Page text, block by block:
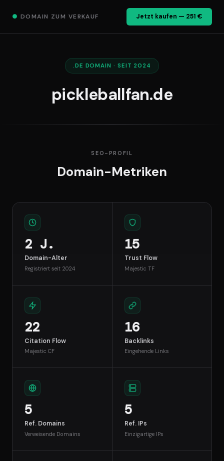
● DOMAIN ZUM VERKAUF Jetzt kaufen — 251 €
.DE DOMAIN · SEIT 2024
pickleballfan.de
SEO-PROFIL
Domain-Metriken
2 J.
Domain-Alter
Registriert seit 2024
15
Trust Flow
Majestic TF
22
Citation Flow
Majestic CF
16
Backlinks
Eingehende Links
5
Ref. Domains
Verweisende Domains
5
Ref. IPs
Einzigartige IPs